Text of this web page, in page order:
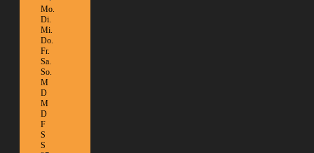
Mo.
Di.
Mi.
Do.
Fr.
Sa.
So.
M
D
M
D
F
S
S